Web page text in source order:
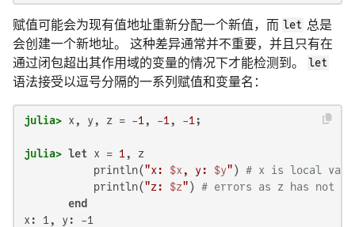
赋值可能会为现有值地址重新分配一个新值，而 let 总是
会创建一个新地址。 这种差异通常并不重要，并且只有在
通过闭包超出其作用域的变量的情况下才能检测到。
let
语法接受以逗号分隔的一系列赋值和变量名：
julia> x, y, z = -1 , -1 , -1
julia> let x = 1 , z
           println(
"x: $x , y: $y" ) # x is local
           println(
"z: $z" ) # errors as z has not
end
x: 1, y: -1